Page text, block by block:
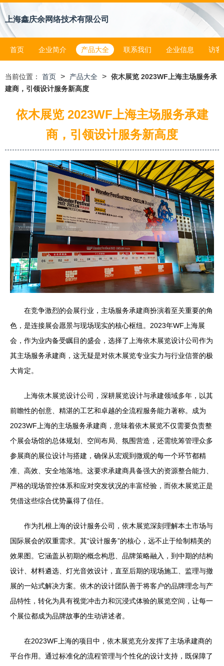
上海鑫庆余网络技术有限公司
首页 企业简介 产品大全 联系我们 企业信息 访客
当前位置： 首页 > 产品大全 > 依木展览 2023WF上海主场服务承
建商，引领设计服务新高度
依木展览 2023WF上海主场服务承建
商，引领设计服务新高度
在竞争激烈的会展行业，主场服务承建商扮演着至关重要的角
色，是连接展会愿景与现场现实的核心枢纽。2023年WF上海展
会，作为业内备受瞩目的盛会，选择了上海依木展览设计公司作为
其主场服务承建商，这无疑是对依木展览专业实力与行业信誉的极
大肯定。
上海依木展览设计公司，深耕展览设计与承建领域多年，以其
前瞻性的创意、精湛的工艺和卓越的全流程服务能力著称。成为
2023WF上海的主场服务承建商，意味着依木展览不仅需要负责整
个展会场馆的总体规划、空间布局、氛围营造，还需统筹管理众多
参展商的展位设计与搭建，确保从宏观到微观的每一个环节都精
准、高效、安全地落地。这要求承建商具备强大的资源整合能力、
严格的现场管控体系和应对突发状况的丰富经验，而依木展览正是
凭借这些综合优势赢得了信任。
作为扎根上海的设计服务公司，依木展览深刻理解本土市场与
国际展会的双重需求。其“设计服务”的核心，远不止于绘制精美的
效果图。它涵盖从初期的概念构思、品牌策略融入，到中期的结构
设计、材料遴选、灯光音效设计，直至后期的现场施工、监理与撤
展的一站式解决方案。依木的设计团队善于将客户的品牌理念与产
品特性，转化为具有视觉冲击力和沉浸式体验的展览空间，让每一
个展位都成为品牌故事的生动讲述者。
在2023WF上海的项目中，依木展览充分发挥了主场承建商的
平台作用。通过标准化的流程管理与个性化的设计支持，既保障了